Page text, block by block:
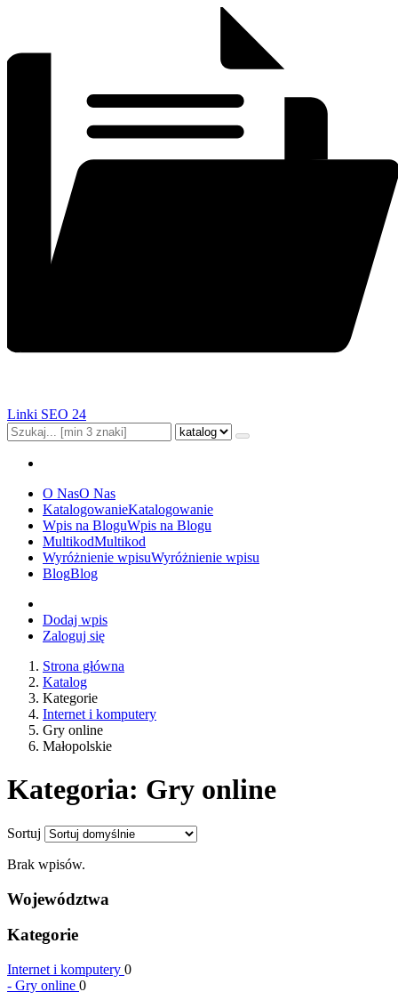
Linki SEO 24
O NasO Nas
KatalogowanieKatalogowanie
Wpis na BloguWpis na Blogu
MultikodMultikod
Wyróżnienie wpisuWyróżnienie wpisu
BlogBlog
Dodaj wpis
Zaloguj się
Strona główna
Katalog
Kategorie
Internet i komputery
Gry online
Małopolskie
Kategoria: Gry online
Sortuj
Brak wpisów.
Województwa
Kategorie
Internet i komputery 0
- Gry online 0